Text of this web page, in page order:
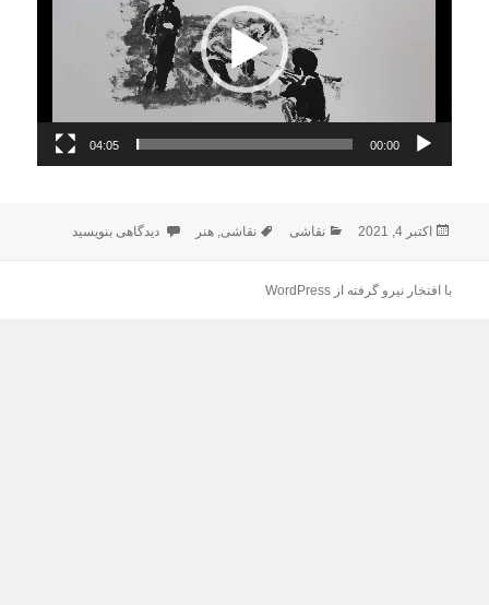
00:00
04:05
ارسال
اکتبر 4, 2021 دسته‌ها
نقاشی برچسب‌ها
نقاشی,هنر برای ایران-زندان
دیدگاهی بنویسید
با افتخار نیرو گرفته از WordPress